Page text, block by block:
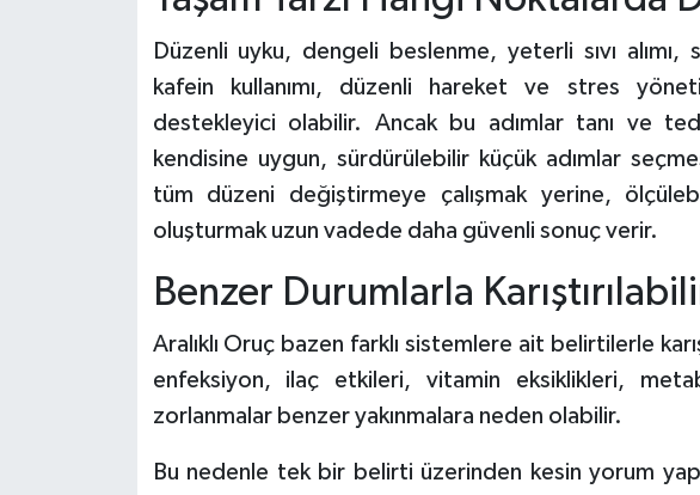
Düzenli uyku, dengeli beslenme, yeterli sıvı
kafein kullanımı, düzenli hareket ve stres
destekleyici olabilir. Ancak bu adımlar tanı ve
kendisine uygun, sürdürülebilir küçük adımlar
tüm düzeni değiştirmeye çalışmak yerine,
oluşturmak uzun vadede daha güvenli sonuç verir.
Benzer Durumlarla
Aralıklı Oruç bazen farklı sistemlere ait belirtilerle
enfeksiyon, ilaç etkileri, vitamin eksiklikleri,
zorlanmalar benzer yakınmalara neden olabilir.
Bu nedenle tek bir belirti üzerinden kesin yorum